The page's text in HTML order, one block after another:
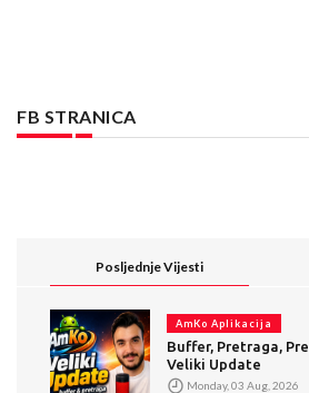
FB STRANICA
Posljednje Vijesti
AmKo Aplikacija
Buffer, Pretraga,
Veliki Update
Monday, 03 Aug, 2026